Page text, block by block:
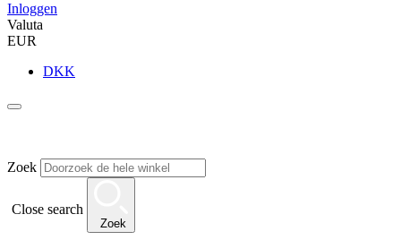
Inloggen
Valuta
EUR
DKK
Zoek
Close search
Zoek